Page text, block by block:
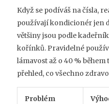
Když se podíváš na čísla,
používají kondicionér jen
většiny jsou podle
kořínků. Pravidelné
lámavost až o 40 %
přehled, co všechno
Problém